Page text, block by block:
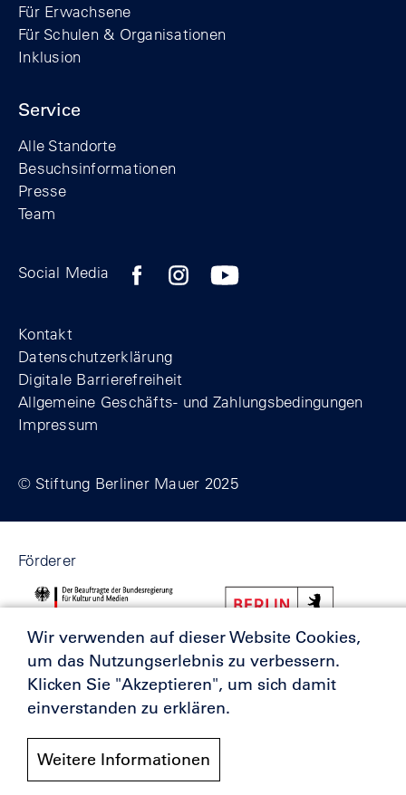
Für Erwachsene
Für Schulen & Organisationen
Inklusion
Service
Alle Standorte
Besuchsinformationen
Presse
Team
Social Media Zum Facebook-Profil der Stiftung
Zum Instagram-Profil der Stiftung
Zum YouTube-Kanal der
Kontakt
Datenschutzerklärung
Digitale Barrierefreiheit
Allgemeine Geschäfts- und Zahlungsbedingungen
Impressum
© Stiftung Berliner Mauer 2025
Förderer
Wir verwenden auf dieser Website Cookies,
um das Nutzungserlebnis zu verbessern.
Klicken Sie "Akzeptieren", um sich damit
einverstanden zu erklären.
Weitere Informationen